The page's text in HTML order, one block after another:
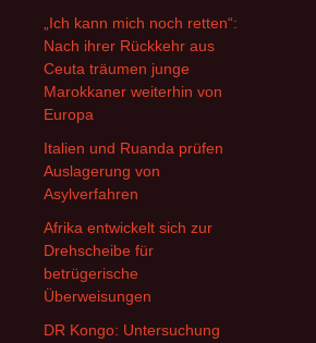
„Ich kann mich noch retten“:
Nach ihrer Rückkehr aus
Ceuta träumen junge
Marokkaner weiterhin von
Europa
Italien und Ruanda prüfen
Auslagerung von
Asylverfahren
Afrika entwickelt sich zur
Drehscheibe für
betrügerische
Überweisungen
DR Kongo: Untersuchung